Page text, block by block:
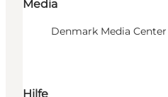
Media
Denmark Media Center
Hilfe